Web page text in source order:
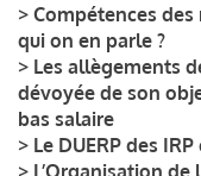
> Compétences
qui on en parle ?
> Les allègements
dévoyée de son
bas salaire
> Le DUERP des
> L’Organisation de